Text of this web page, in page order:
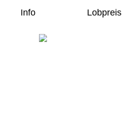
Info
Lobpreis